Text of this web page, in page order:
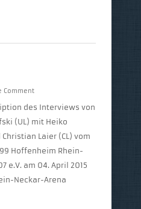
Comment
des Interviews von
(UL) mit Heiko
Laier (CL) vom
Hoffenheim Rhein-
e.V. am 04. April 2015
Neckar-Arena